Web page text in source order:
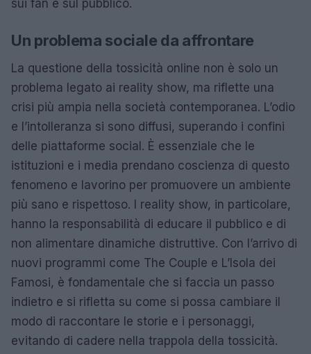
sui fan e sul pubblico.
Un problema sociale da affrontare
La questione della tossicità online non è solo un
problema legato ai reality show, ma riflette una
crisi più ampia nella società contemporanea. L’odio
e l’intolleranza si sono diffusi, superando i confini
delle piattaforme social. È essenziale che le
istituzioni e i media prendano coscienza di questo
fenomeno e lavorino per promuovere un ambiente
più sano e rispettoso. I reality show, in particolare,
hanno la responsabilità di educare il pubblico e di
non alimentare dinamiche distruttive. Con l’arrivo di
nuovi programmi come The Couple e L’Isola dei
Famosi, è fondamentale che si faccia un passo
indietro e si rifletta su come si possa cambiare il
modo di raccontare le storie e i personaggi,
evitando di cadere nella trappola della tossicità.